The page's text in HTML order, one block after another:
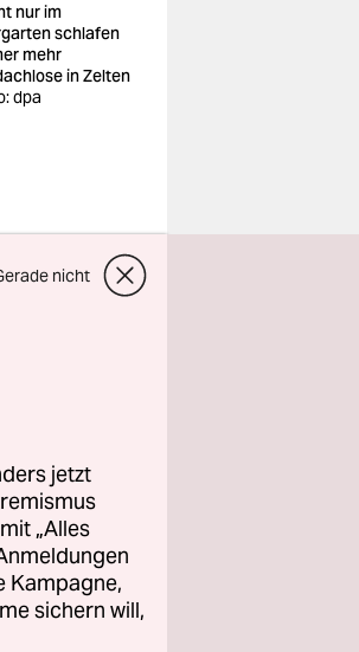
nur im
schlafen
mehr
in Zelten
dpa
nicht
jetzt
„Alles
Kampagne,
sichern will,